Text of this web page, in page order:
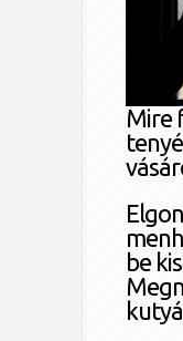
Mire
be